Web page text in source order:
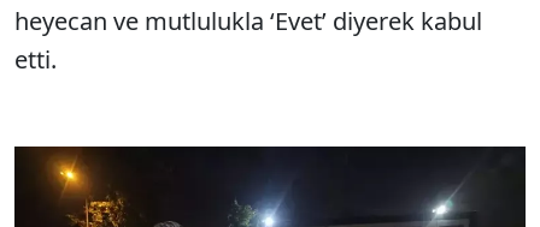
heyecan ve mutlulukla ‘Evet’ diyerek kabul
etti.